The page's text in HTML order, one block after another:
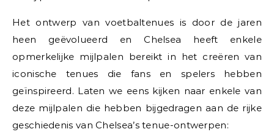
Het ontwerp van voetbaltenues is door de jaren
heen geëvolueerd en Chelsea heeft enkele
opmerkelijke mijlpalen bereikt in het creëren van
iconische tenues die fans en spelers hebben
geïnspireerd. Laten we eens kijken naar enkele van
deze mijlpalen die hebben bijgedragen aan de rijke
geschiedenis van Chelsea’s tenue-ontwerpen: